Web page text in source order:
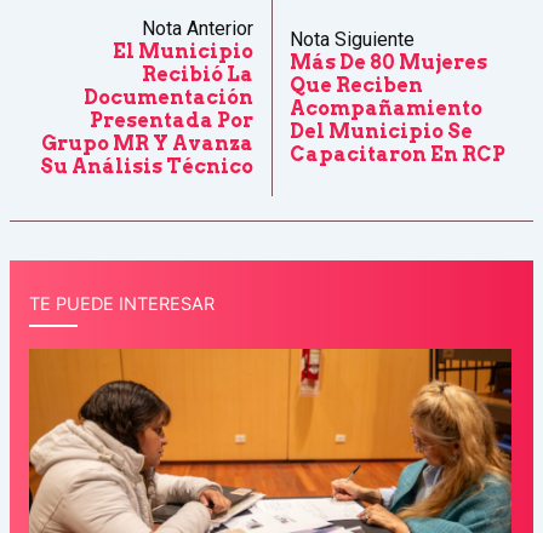
Nota Anterior
El Municipio
Recibió La
Documentación
Presentada Por
Grupo MR Y Avanza
Su Análisis Técnico
Nota Siguiente
Más De 80 Mujeres
Que Reciben
Acompañamiento
Del Municipio Se
Capacitaron En RCP
TE PUEDE INTERESAR